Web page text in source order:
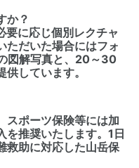
か？
に応じ個別レクチャ
ただいた場合にはフォ
図解写真と、20～30
しています。
スポーツ保険等には加
を推奨いたします。1日
救助に対応した山岳保